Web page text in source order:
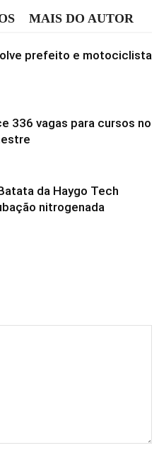
MAIS DO AUTOR
prefeito e motociclista
336 vagas para cursos no
da Haygo Tech
nitrogenada